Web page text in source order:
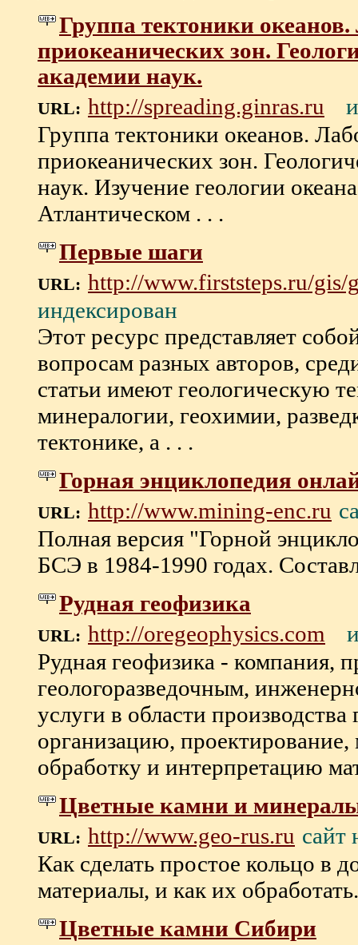
Группа тектоники
приокеанических зон.
академии наук.
URL: http://spreading.ginras.ru
Группа тектоники океанов.
приокеанических зон.
наук. Изучение геологии
Атлантическом . . .
Первые шаги
URL: http://www.firststeps.ru/gis/
индексирован
Этот ресурс представляет
вопросам разных авторов,
статьи имеют геологическую
минералогии, геохимии,
тектонике, а . . .
Горная энциклопедия
URL: http://www.mining-enc.ru
Полная версия "Горной
БСЭ в 1984-1990 годах.
Рудная геофизика
URL: http://oregeophysics.com
Рудная геофизика - компания,
геологоразведочным,
услуги в области
организацию,
обработку и интерпретацию
Цветные камни и
URL: http://www.geo-rus.ru сайт
Как сделать простое кольцо в
материалы, и как их
Цветные камни Сибири